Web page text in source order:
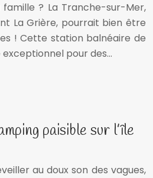
? La Tranche-sur-Mer,
La Grière, pourrait bien être
! Cette station balnéaire de
pour des…
paisible sur l’île
au doux son des vagues,